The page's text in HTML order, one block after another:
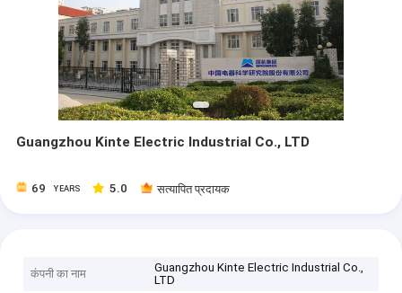
Guangzhou Kinte Electric Industrial Co., LTD
69 YEARS 5.0 सत्यापित प्रदायक
कंपनी का नाम
Guangzhou Kinte Electric Industrial Co.,
LTD